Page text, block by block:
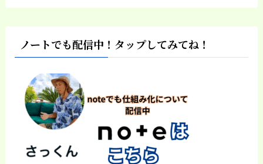
ノートでも配信中！タップしてみてね！